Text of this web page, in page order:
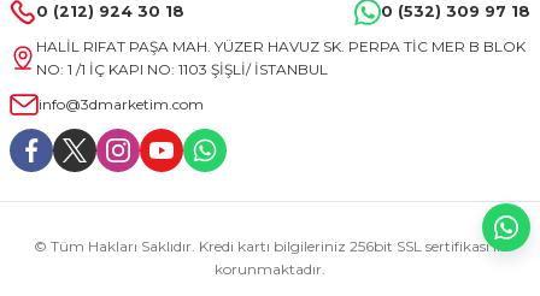
0 (212) 924 30 18
0 (532) 309 97 18
HALİL RIFAT PAŞA MAH. YÜZER HAVUZ SK. PERPA TİC MER B BLOK
NO: 1 /1 İÇ KAPI NO: 1103 ŞİŞLİ/ İSTANBUL
info@3dmarketim.com
© Tüm Hakları Saklıdır. Kredi kartı bilgileriniz 256bit SSL sertifikası ile
korunmaktadır.